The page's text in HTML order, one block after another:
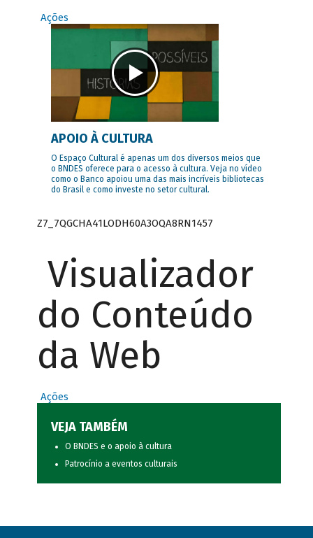
Ações
APOIO À CULTURA
O Espaço Cultural é apenas um dos diversos meios que
o BNDES oferece para o acesso à cultura. Veja no vídeo
como o Banco apoiou uma das mais incríveis bibliotecas
do Brasil e como investe no setor cultural.
Z7_7QGCHA41LODH60A3OQA8RN1457
Visualizador
do Conteúdo
da Web
Ações
VEJA TAMBÉM
O BNDES e o apoio à cultura
Patrocínio a eventos culturais